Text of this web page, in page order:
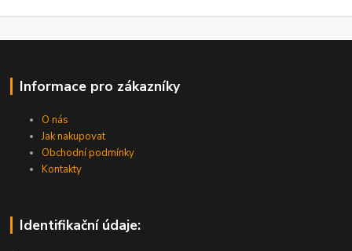
Informace pro zákazníky
O nás
Jak nakupovat
Obchodní podmínky
Kontakty
Identifikační údaje: